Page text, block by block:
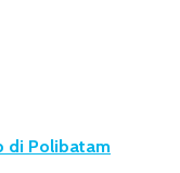
di Polibatam